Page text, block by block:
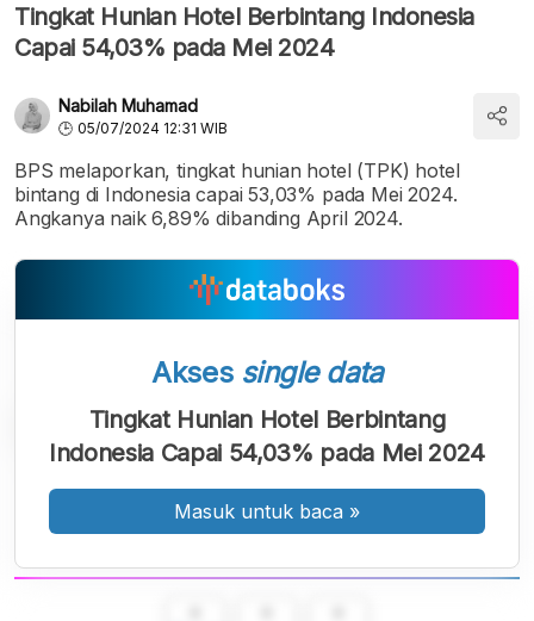
Tingkat Hunian Hotel Berbintang Indonesia
Capai 54,03% pada Mei 2024
Nabilah Muhamad
05/07/2024 12:31 WIB
BPS melaporkan, tingkat hunian hotel (TPK) hotel
bintang di Indonesia capai 53,03% pada Mei 2024.
Angkanya naik 6,89% dibanding April 2024.
Akses single data
Tingkat Hunian Hotel Berbintang
Indonesia Capai 54,03% pada Mei 2024
Masuk untuk baca »